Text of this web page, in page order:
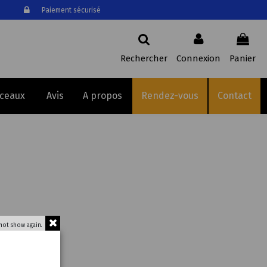
Paiement sécurisé
Rechercher Connexion Panier
Contact
Rendez-vous
A propos
Avis
show again.